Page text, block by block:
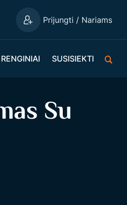
Prijungti / Nariams
RENGINIAI SUSISIEKTI
Su